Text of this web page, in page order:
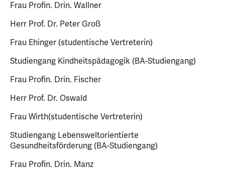
Frau Profin. Drin. Wallner
Herr Prof. Dr. Peter Groß
Frau Ehinger (studentische Vertreterin)
Studiengang Kindheitspädagogik (BA-Studiengang)
Frau Profin. Drin. Fischer
Herr Prof. Dr. Oswald
Frau Wirth(studentische Vertreterin)
Studiengang Lebensweltorientierte
Gesundheitsförderung (BA-Studiengang)
Frau Profin. Drin. Manz